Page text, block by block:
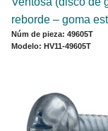
reborde ‒ goma
Núm de pieza: 49605T
Modelo: HV11-49605T